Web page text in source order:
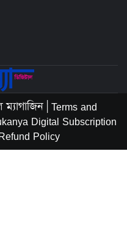
Terms and
Digital Subscription
Policy